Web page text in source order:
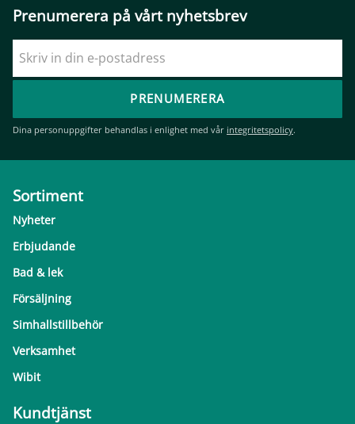
Prenumerera på vårt nyhetsbrev
PRENUMERERA
Dina personuppgifter behandlas i enlighet med vår integritetspolicy.
Sortiment
Nyheter
Erbjudande
Bad & lek
Försäljning
Simhallstillbehör
Verksamhet
Wibit
Kundtjänst